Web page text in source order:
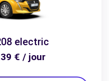
electric
€ / jour